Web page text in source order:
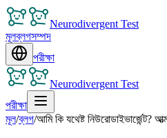
Neurodivergent Test
মূলব্লগসম্পদ
পরীক্ষা
Neurodivergent Test
পরীক্ষা
মূল/ব্লগ/আমি কি যথেষ্ট নিউরোডাইভার্জেন্ট?